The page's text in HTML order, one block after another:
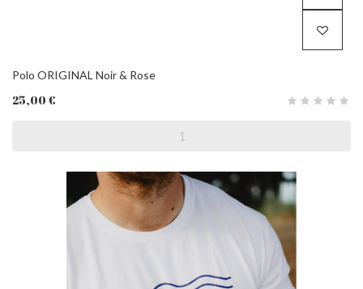
Polo ORIGINAL Noir & Rose
25,00 €